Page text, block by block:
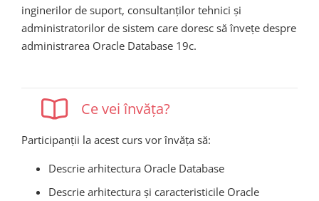
inginerilor de suport, consultanților tehnici și
administratorilor de sistem care doresc să învețe despre
administrarea Oracle Database 19c.
Ce vei învăța?
Participanții la acest curs vor învăța să:
Descrie arhitectura Oracle Database
Descrie arhitectura și caracteristicile Oracle